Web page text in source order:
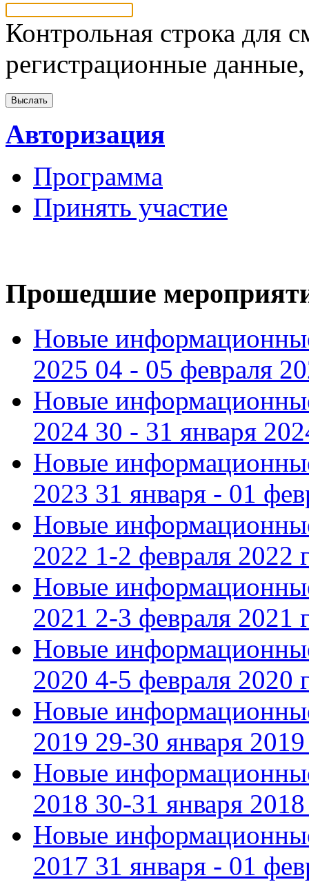
Контрольная строка для
регистрационные
Авторизация
Программа
Принять участие
Прошедшие
Новые
2025 04 - 05 февраля
Новые
2024 30 - 31 января
Новые
2023 31 января - 01
Новые
2022 1-2 февраля 2022
Новые
2021 2-3 февраля 2021
Новые
2020 4-5 февраля 2020
Новые
2019 29-30 января 2019
Новые
2018 30-31 января 2018
Новые
2017 31 января - 01